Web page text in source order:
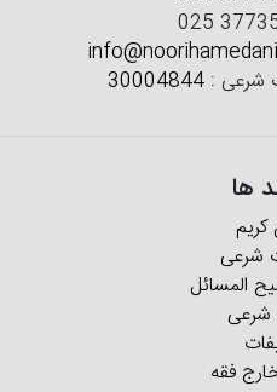
025
شرعی : 30004844
ها
شرعی
المسائل
فقه